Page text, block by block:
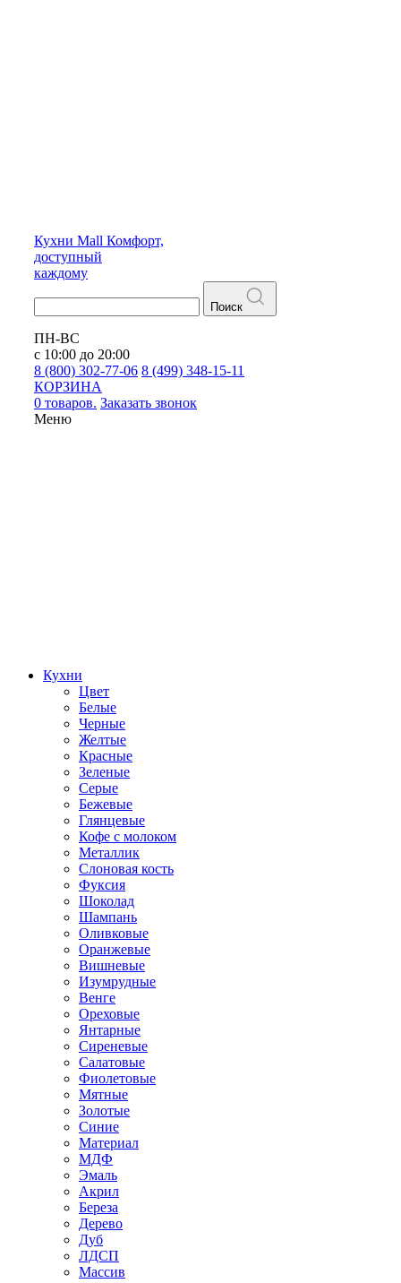
Кухни Mall Комфорт,
доступный
каждому
Поиск
ПН-ВС
с 10:00 до 20:00
8 (800) 302-77-06 8 (499) 348-15-11
КОРЗИНА
0 товаров. Заказать звонок
Меню
Кухни
Цвет
Белые
Черные
Желтые
Красные
Зеленые
Серые
Бежевые
Глянцевые
Кофе с молоком
Металлик
Слоновая кость
Фуксия
Шоколад
Шампань
Оливковые
Оранжевые
Вишневые
Изумрудные
Венге
Ореховые
Янтарные
Сиреневые
Салатовые
Фиолетовые
Мятные
Золотые
Синие
Материал
МДФ
Эмаль
Акрил
Береза
Дерево
Дуб
ЛДСП
Массив